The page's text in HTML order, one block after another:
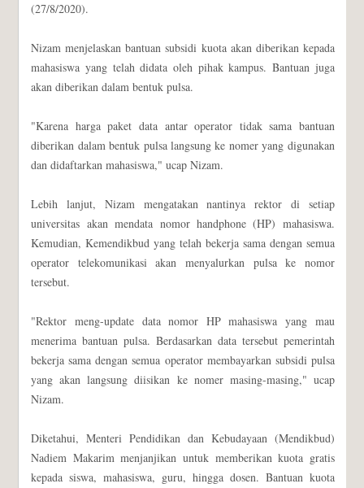
(27/8/2020).
Nizam menjelaskan bantuan subsidi kuota akan diberikan kepada
mahasiswa yang telah didata oleh pihak kampus. Bantuan juga
akan diberikan dalam bentuk pulsa.
"Karena harga paket data antar operator tidak sama bantuan
diberikan dalam bentuk pulsa langsung ke nomer yang digunakan
dan didaftarkan mahasiswa," ucap Nizam.
Lebih lanjut, Nizam mengatakan nantinya rektor di setiap
universitas akan mendata nomor handphone (HP) mahasiswa.
Kemudian, Kemendikbud yang telah bekerja sama dengan semua
operator telekomunikasi akan menyalurkan pulsa ke nomor
tersebut.
"Rektor meng-update data nomor HP mahasiswa yang mau
menerima bantuan pulsa. Berdasarkan data tersebut pemerintah
bekerja sama dengan semua operator membayarkan subsidi pulsa
yang akan langsung diisikan ke nomer masing-masing," ucap
Nizam.
Diketahui, Menteri Pendidikan dan Kebudayaan (Mendikbud)
Nadiem Makarim menjanjikan untuk memberikan kuota gratis
kepada siswa, mahasiswa, guru, hingga dosen. Bantuan kuota